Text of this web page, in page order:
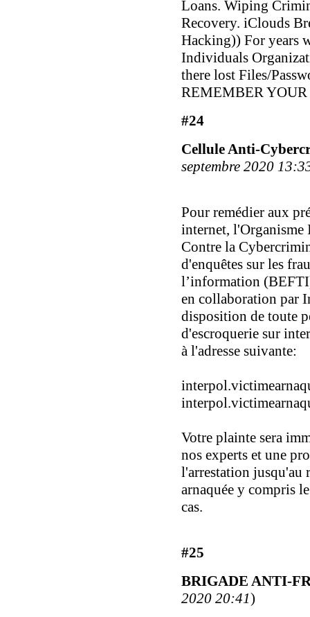
Loans. Wiping
Recovery. iClouds
Hacking)) For years
Individuals
there lost Files/
REMEMBER
#24
Cellule Anti-
septembre 2020
Pour remédier aux
internet, l'Organisme
Contre la
d'enquêtes sur les
l’information
en collaboration par
disposition de toute
d'escroquerie sur
à l'adresse suivante:
Votre plainte sera
nos experts et une
l'arrestation jusqu'au
arnaquée y compris
cas.
#25
BRIGADE ANTI-
2020 20:41)